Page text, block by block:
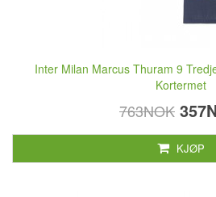
Inter Milan Marcus Thuram 9
Kortermet
763NOK
KJØP